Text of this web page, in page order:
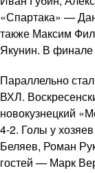
«Спартака» —
также Максим
Якунин. В
Параллельно
ВХЛ.
новокузнецкий
4-2. Голы у
Беляев, Роман
гостей — Марк